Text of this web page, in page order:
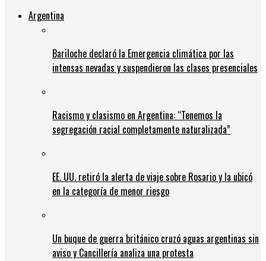
Argentina
Bariloche declaró la Emergencia climática por las
intensas nevadas y suspendieron las clases presenciales
Racismo y clasismo en Argentina: “Tenemos la
segregación racial completamente naturalizada”
EE. UU. retiró la alerta de viaje sobre Rosario y la ubicó
en la categoría de menor riesgo
Un buque de guerra británico cruzó aguas argentinas sin
aviso y Cancillería analiza una protesta